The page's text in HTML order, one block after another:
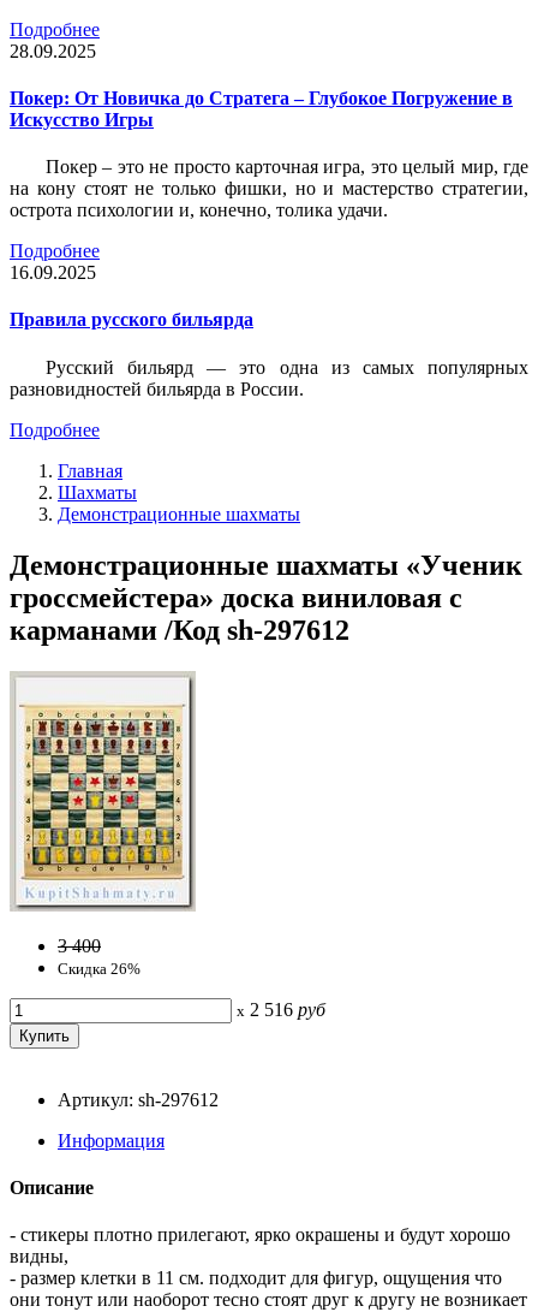
Подробнее
28.09.2025
Покер: От Новичка до Стратега – Глубокое Погружение в
Искусство Игры
Покер – это не просто карточная игра, это целый мир, где
на кону стоят не только фишки, но и мастерство стратегии,
острота психологии и, конечно, толика удачи.
Подробнее
16.09.2025
Правила русского бильярда
Русский бильярд — это одна из самых популярных
разновидностей бильярда в России.
Подробнее
Главная
Шахматы
Демонстрационные шахматы
Демонстрационные шахматы «Ученик
гроссмейстера» доска виниловая с
карманами /Код sh-297612
3 400
Скидка 26%
x 2 516 руб
Артикул: sh-297612
Информация
Описание
- стикеры плотно прилегают, ярко окрашены и будут хорошо
видны,
- размер клетки в 11 см. подходит для фигур, ощущения что
они тонут или наоборот тесно стоят друг к другу не возникает